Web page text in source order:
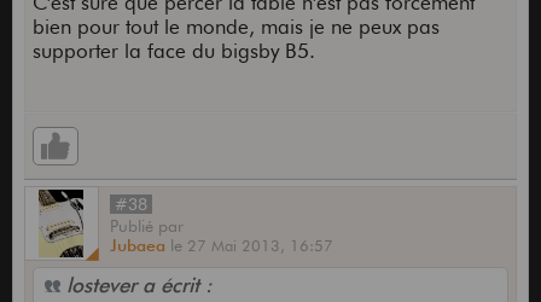
bien pour tout le monde, mais je ne peux pas
supporter la face du bigsby B5.
#38
Publié par
Jubaea le 27 Mai 2013, 16:57
lostever a écrit :